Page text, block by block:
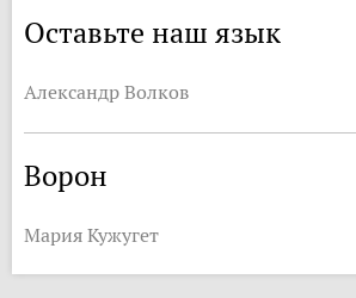
Оставьте наш язык
Александр Волков
Ворон
Мария Кужугет